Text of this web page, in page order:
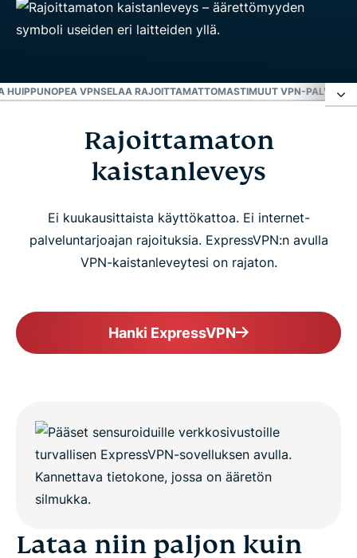
HUIPPUNOPEA VPNSELAA RAJOITTAMATTOMASTIMUUT VPN-PALVELUT
Rajoittamaton kaistanleveys
Lataa niin paljon kuin haluat
Ohita internet-palveluntarjoajan liikenteen säätely
Vakain ja huippunopea VPN
Muut VPN-palvelut rajoittavat sinua – ExpressVPN
Lisää mahtavia ominaisuuksia
Kokeile rajoittamattoman kaistanleveyden
Rajoittamaton
kaistanleveys
Ei kuukausittaista käyttökattoa. Ei internet-
palveluntarjoajan rajoituksia. ExpressVPN:n avulla
VPN-kaistanleveytesi on rajaton.
Hanki ExpressVPN
Lataa niin paljon kuin